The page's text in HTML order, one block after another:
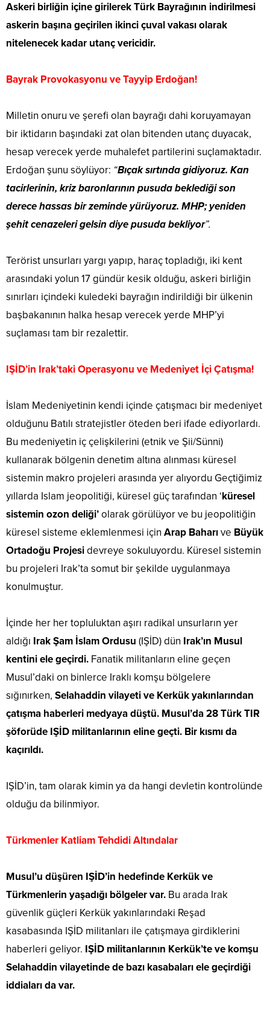
Askeri birliğin içine girilerek Türk Bayrağının indirilmesi
askerin başına geçirilen ikinci çuval vakası olarak
nitelenecek kadar utanç vericidir.
Bayrak Provokasyonu ve Tayyip Erdoğan!
Milletin onuru ve şerefi olan bayrağı dahi koruyamayan
bir iktidarın başındaki zat olan bitenden utanç duyacak,
hesap verecek yerde muhalefet partilerini suçlamaktadır.
Erdoğan şunu söylüyor: “Bıçak sırtında gidiyoruz. Kan
tacirlerinin, kriz baronlarının pusuda beklediği son
derece hassas bir zeminde yürüyoruz. MHP; yeniden
şehit cenazeleri gelsin diye pusuda bekliyor”.
Terörist unsurları yargı yapıp, haraç topladığı, iki kent
arasındaki yolun 17 gündür kesik olduğu, askeri birliğin
sınırları içindeki kuledeki bayrağın indirildiği bir ülkenin
başbakanının halka hesap verecek yerde MHP’yi
suçlaması tam bir rezalettir.
IŞİD’in Irak’taki Operasyonu ve Medeniyet İçi Çatışma!
İslam Medeniyetinin kendi içinde çatışmacı bir medeniyet
olduğunu Batılı stratejistler öteden beri ifade ediyorlardı.
Bu medeniyetin iç çelişkilerini (etnik ve Şii/Sünni)
kullanarak bölgenin denetim altına alınması küresel
sistemin makro projeleri arasında yer alıyordu Geçtiğimiz
yıllarda Islam jeopolitiği, küresel güç tarafından ‘küresel
sistemin ozon deliği’olarak görülüyor ve bu jeopolitiğin
küresel sisteme eklemlenmesi için Arap Baharıve Büyük
Ortadoğu Projesidevreye sokuluyordu. Küresel sistemin
bu projeleri Irak’ta somut bir şekilde uygulanmaya
konulmuştur.
İçinde her her topluluktan aşırı radikal unsurların yer
aldığı Irak Şam İslam Ordusu (IŞİD) dün Irak’ın Musul
kentini ele geçirdi. Fanatik militanların eline geçen
Musul’daki on binlerce Iraklı komşu bölgelere
sığınırken, Selahaddin vilayeti ve Kerkük yakınlarından
çatışma haberleri medyaya düştü. Musul’da 28 Türk TIR
şöforüde IŞİD militanlarının eline geçti. Bir kısmı da
kaçırıldı.
IŞİD’in, tam olarak kimin ya da hangi devletin kontrolünde
olduğu da bilinmiyor.
Türkmenler Katliam Tehdidi Altındalar
Musul’u düşüren IŞİD’in hedefinde Kerkük ve
Türkmenlerin yaşadığı bölgeler var. Bu arada Irak
güvenlik güçleri Kerkük yakınlarındaki Reşad
kasabasında IŞİD militanları ile çatışmaya girdiklerini
haberleri geliyor. IŞİD militanlarının Kerkük’te ve komşu
Selahaddin vilayetinde de bazı kasabaları ele geçirdiği
iddiaları da var.